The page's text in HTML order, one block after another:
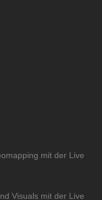
mit der Live
Visuals mit der Live